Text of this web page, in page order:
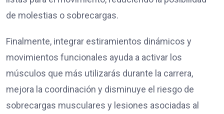
de molestias o sobrecargas.
Finalmente, integrar estiramientos dinámicos y
movimientos funcionales ayuda a activar los
músculos que más utilizarás durante la carrera,
mejora la coordinación y disminuye el riesgo de
sobrecargas musculares y lesiones asociadas al